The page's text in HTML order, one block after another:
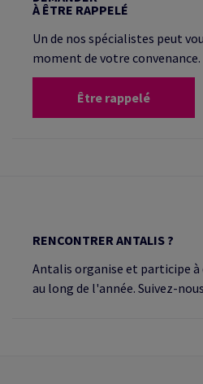
À ÊTRE RAPPELÉ
Un de nos spécialistes peut
moment de votre convenance.
Être rappelé
RENCONTRER ANTALIS ?
Antalis organise et participe
au long de l'année. Suivez-